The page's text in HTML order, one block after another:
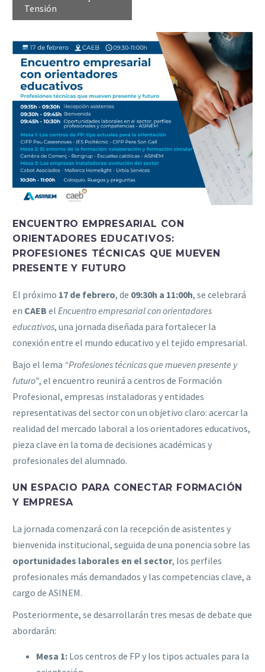
Tensión
ENCUENTRO EMPRESARIAL CON
ORIENTADORES EDUCATIVOS:
PROFESIONES TÉCNICAS QUE MUEVEN
PRESENTE Y FUTURO
El próximo 17 de febrero, de 09:30h a 11:00h, se celebrará
en CAEB el Encuentro empresarial con orientadores
educativos, una jornada diseñada para fortalecer la
conexión entre el mundo educativo y el tejido empresarial.
Bajo el lema “Profesiones técnicas que mueven presente y
futuro”, el encuentro reunirá a centros de Formación
Profesional, empresas instaladoras y entidades
representativas del sector con un objetivo claro: acercar la
realidad del mercado laboral a los orientadores educativos,
pieza clave en la toma de decisiones académicas y
profesionales del alumnado.
UN ESPACIO PARA CONECTAR FORMACIÓN
Y EMPRESA
La jornada comenzará con la recepción de asistentes y
bienvenida institucional, seguida de una ponencia sobre las
oportunidades laborales en el sector, los perfiles
profesionales más demandados y las competencias clave, a
cargo de ASINEM.
Posteriormente, se desarrollarán tres mesas de debate que
abordarán:
Mesa 1: Los centros de FP y los tipos actuales para la